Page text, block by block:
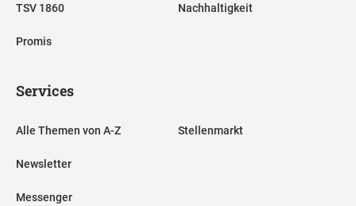
TSV 1860
Promis
Nachhaltigkeit
Services
Alle Themen von A-Z
Newsletter
Messenger
Stellenmarkt